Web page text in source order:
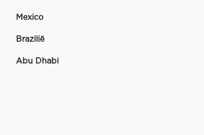
Mexico
Brazilië
Abu Dhabi